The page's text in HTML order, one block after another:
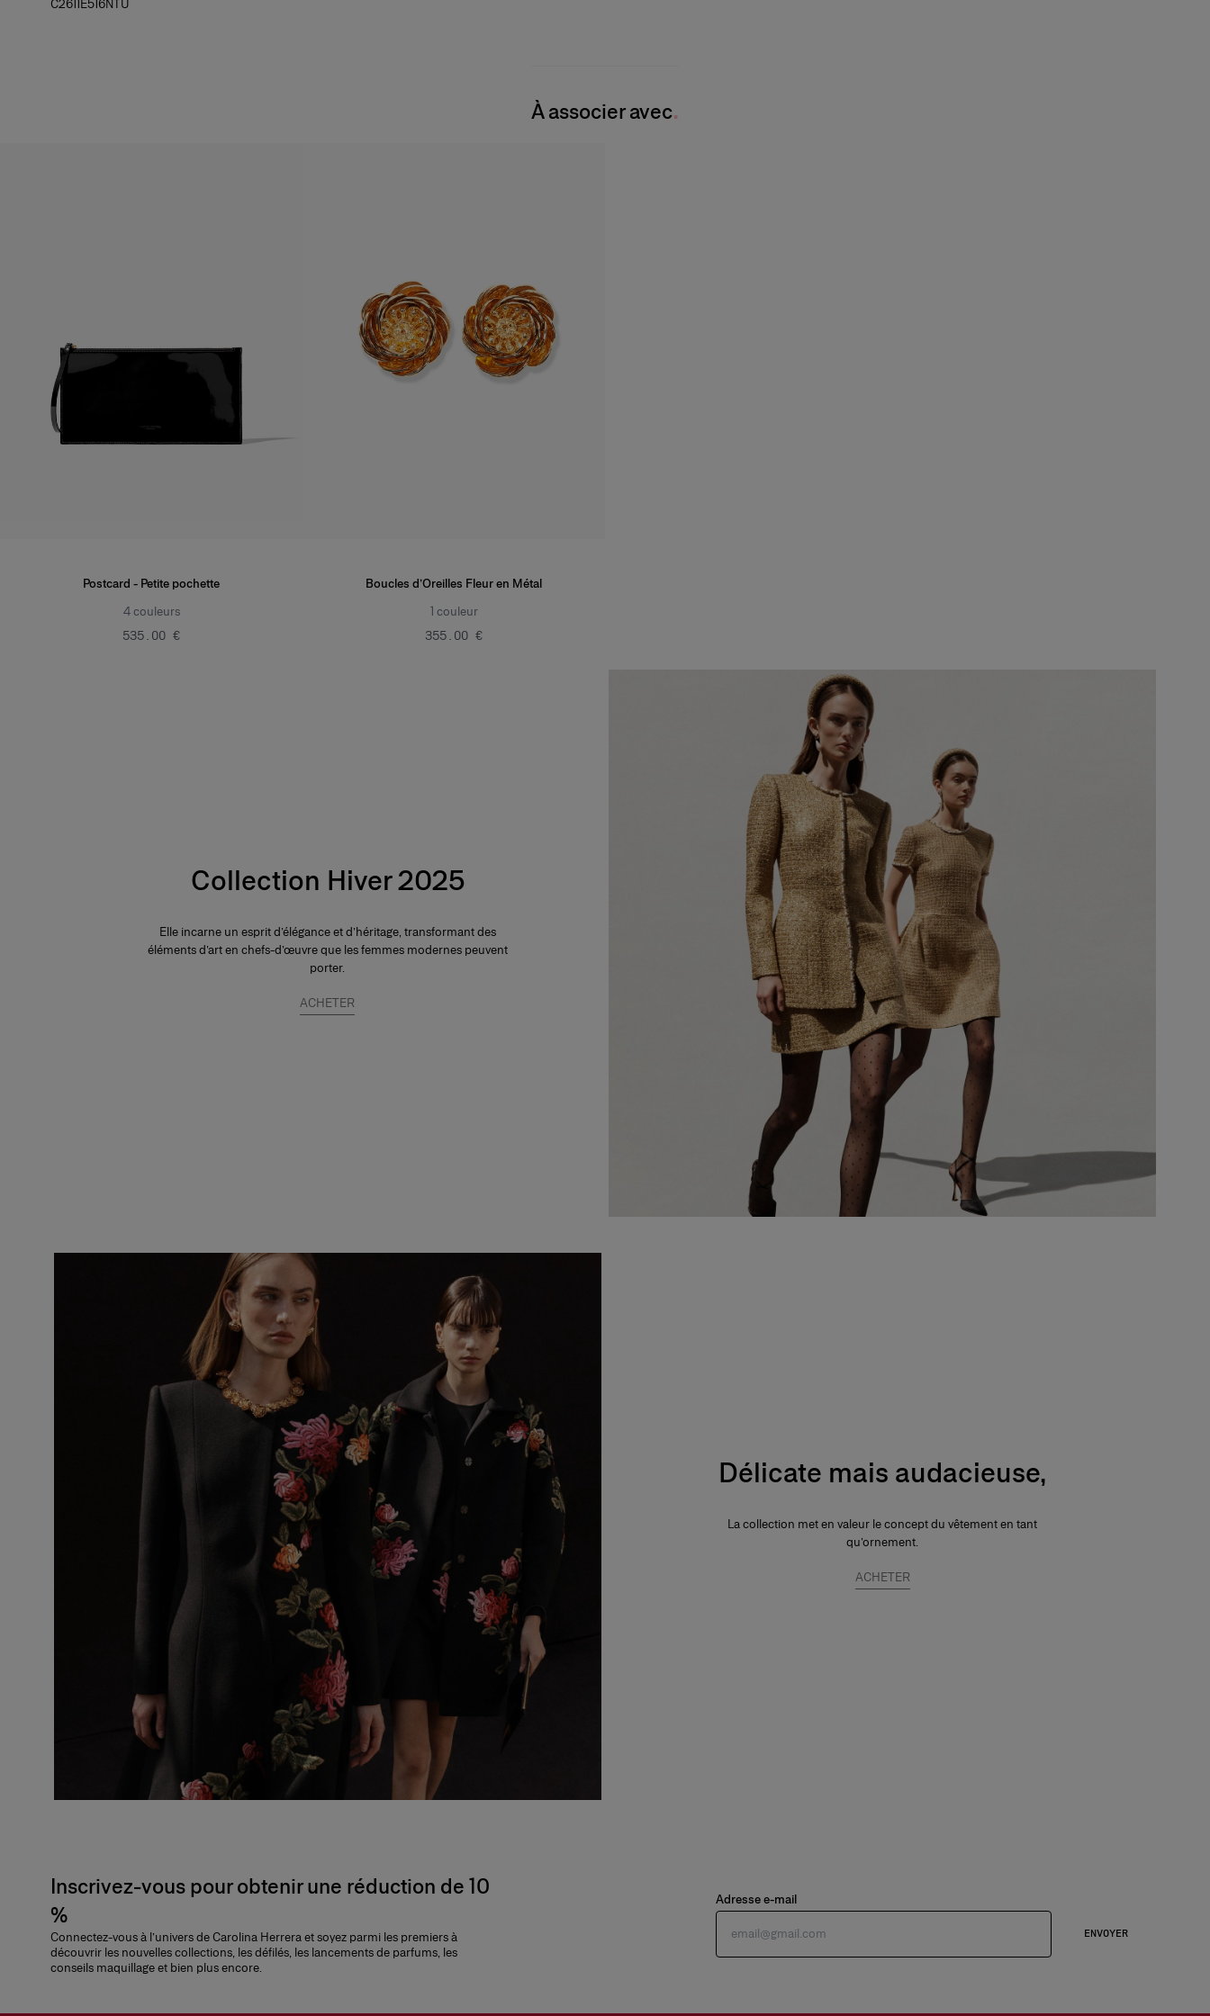
C2611E516NTU
À associer avec
Postcard - Petite pochette
4 couleurs
‌535.00 €
Boucles d’Oreilles Fleur en Métal
1 couleur
‌355.00 €
Collection Hiver 2025
Elle incarne un esprit d’élégance et d’héritage, transformant des
éléments d’art en chefs-d’œuvre que les femmes modernes peuvent
porter.
ACHETER
Délicate mais audacieuse,
La collection met en valeur le concept du vêtement en tant
qu’ornement.
ACHETER
Inscrivez-vous pour obtenir une réduction de 10
%
Connectez-vous à l’univers de Carolina Herrera et soyez parmi les premiers à
découvrir les nouvelles collections, les défilés, les lancements de parfums, les
conseils maquillage et bien plus encore.
Adresse e-mail
ENVOYER